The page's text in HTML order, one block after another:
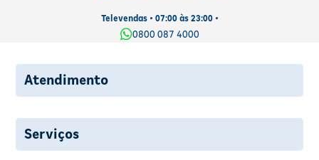
Televendas • 07:00 às 23:00 •
0800 087 4000
Atendimento
Serviços